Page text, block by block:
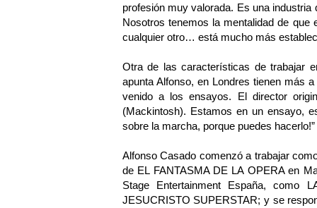
profesión muy valorada. Es una
Nosotros tenemos la mentalidad de
cualquier otro… está mucho más
Otra de las características de trabajar
apunta Alfonso, en Londres tienen más
venido a los ensayos. El director
(Mackintosh). Estamos en un ensayo,
sobre la marcha, porque puedes hacerlo!”
Alfonso Casado comenzó a trabajar
de EL FANTASMA DE LA OPERA en
Stage Entertainment España, como
JESUCRISTO SUPERSTAR; y se